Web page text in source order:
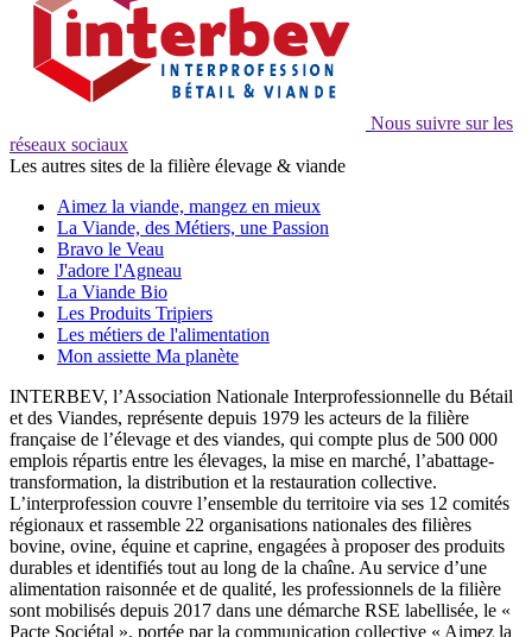
Nous suivre sur les
réseaux sociaux
Les autres sites de la filière élevage & viande
Aimez la viande, mangez en mieux
La Viande, des Métiers, une Passion
Bravo le Veau
J'adore l'Agneau
La Viande Bio
Les Produits Tripiers
Les métiers de l'alimentation
Mon assiette Ma planète
INTERBEV, l’Association Nationale Interprofessionnelle du Bétail
et des Viandes, représente depuis 1979 les acteurs de la filière
française de l’élevage et des viandes, qui compte plus de 500 000
emplois répartis entre les élevages, la mise en marché, l’abattage-
transformation, la distribution et la restauration collective.
L’interprofession couvre l’ensemble du territoire via ses 12 comités
régionaux et rassemble 22 organisations nationales des filières
bovine, ovine, équine et caprine, engagées à proposer des produits
durables et identifiés tout au long de la chaîne. Au service d’une
alimentation raisonnée et de qualité, les professionnels de la filière
sont mobilisés depuis 2017 dans une démarche RSE labellisée, le «
Pacte Sociétal », portée par la communication collective « Aimez la